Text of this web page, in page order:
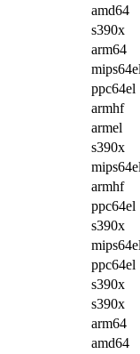
amd64
s390x
arm64
ppc64el
armhf
armel
s390x
armhf
ppc64el
s390x
ppc64el
s390x
s390x
arm64
amd64